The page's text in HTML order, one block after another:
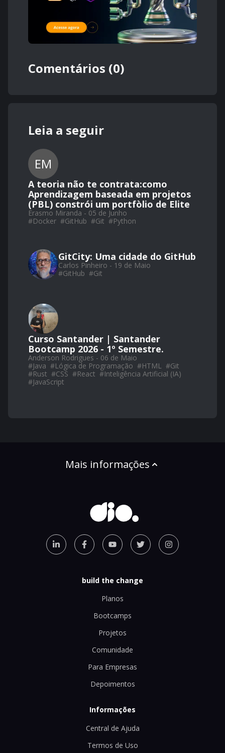
Comentários (0)
Leia a seguir
EM
A teoria não te contrata:como
Aprendizagem baseada em projetos
(PBL) constrói um portfòlio de Elite
Erasmo Miranda - 05 de Junho
#Docker #GitHub #Git #Python
GitCity: Uma cidade do GitHub
Carlos Pinheiro - 19 de Maio
#GitHub #Git
Curso Santander | Santander
Bootcamp 2026 - 1º Semestre.
Anderson Rodrigues - 06 de Maio
#Java #Lógica de Programação #HTML #Git
#Rust #CSS #React #Inteligência Artificial (IA)
#JavaScript
Mais informações
build the change
Planos
Bootcamps
Projetos
Comunidade
Para Empresas
Depoimentos
Informações
Central de Ajuda
Termos de Uso